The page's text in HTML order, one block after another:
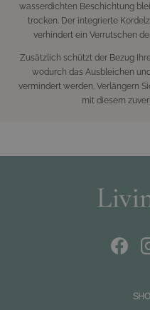
wasserdichten Beschichtung
trocken. Der integrierte
verhindert ein Verrutschen
Zusätzlich schützt der Bezug
wodurch das Ausbleichen
vermindert werden. Verlängern
mit diesem